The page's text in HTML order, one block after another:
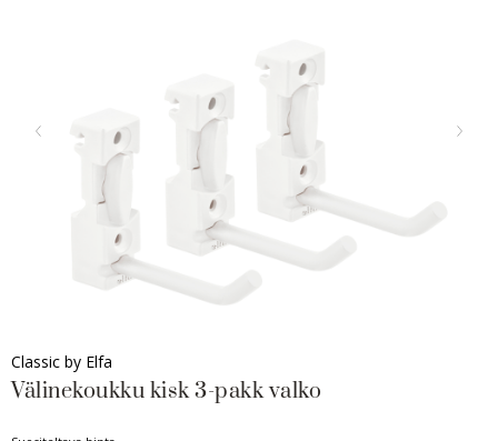
Classic by Elfa
Välinekoukku kisk 3-pakk valko